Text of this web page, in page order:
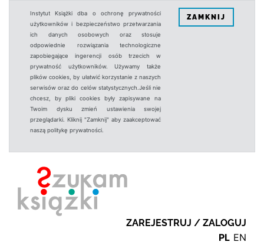
Instytut Książki dba o ochronę prywatności
użytkowników i bezpieczeństwo przetwarzania
ich danych osobowych oraz stosuje
odpowiednie rozwiązania technologiczne
zapobiegające ingerencji osób trzecich w
prywatność użytkowników. Używamy także
plików cookies, by ułatwić korzystanie z naszych
serwisów oraz do celów statystycznych.Jeśli nie
chcesz, by pliki cookies były zapisywane na
Twoim dysku zmień ustawienia swojej
przeglądarki. Kliknij "Zamknij" aby zaakceptować
naszą politykę prywatności.
ZAMKNIJ
ZAREJESTRUJ / ZALOGUJ
PL EN